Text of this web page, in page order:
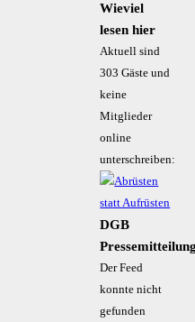
Wieviel
lesen hier
Aktuell sind
303 Gäste und
keine
Mitglieder
online
unterschreiben:
DGB
Der Feed
konnte nicht
gefunden